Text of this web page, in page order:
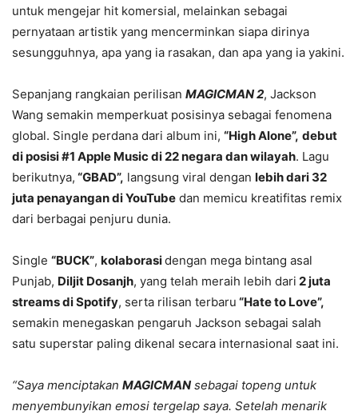
untuk mengejar hit komersial, melainkan sebagai
pernyataan artistik yang mencerminkan siapa dirinya
sesungguhnya, apa yang ia rasakan, dan apa yang ia yakini.
Sepanjang rangkaian perilisan MAGICMAN 2, Jackson
Wang semakin memperkuat posisinya sebagai fenomena
global. Single perdana dari album ini, “High Alone”, debut
di posisi #1 Apple Music di 22 negara dan wilayah. Lagu
berikutnya, “GBAD”, langsung viral dengan lebih dari 32
juta penayangan di YouTube dan memicu kreatifitas remix
dari berbagai penjuru dunia.
Single “BUCK”, kolaborasidengan mega bintang asal
Punjab, Diljit Dosanjh, yang telah meraih lebih dari 2 juta
streams di Spotify, serta rilisan terbaru “Hate to Love”,
semakin menegaskan pengaruh Jackson sebagai salah
satu superstar paling dikenal secara internasional saat ini.
“Saya menciptakan MAGICMAN sebagai topeng untuk
menyembunyikan emosi tergelap saya. Setelah menarik